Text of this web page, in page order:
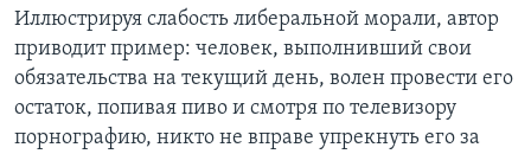
Иллюстрируя слабость либеральной морали, автор
приводит пример: человек, выполнивший свои
обязательства на текущий день, волен провести его
остаток, попивая пиво и смотря по телевизору
порнографию, никто не вправе упрекнуть его за